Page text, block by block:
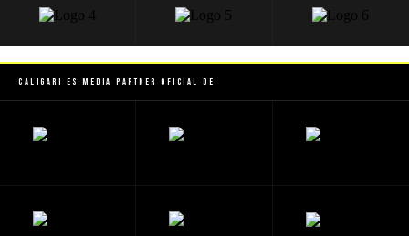
Caligari es Media Partner Oficial de